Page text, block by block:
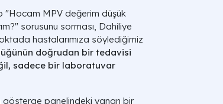
"Hocam MPV değerim düşük
sorusunu sorması, Dahiliye
hastalarımıza söylediğimiz
doğrudan bir tedavisi
sadece bir laboratuvar
gösterge panelindeki yanan bir